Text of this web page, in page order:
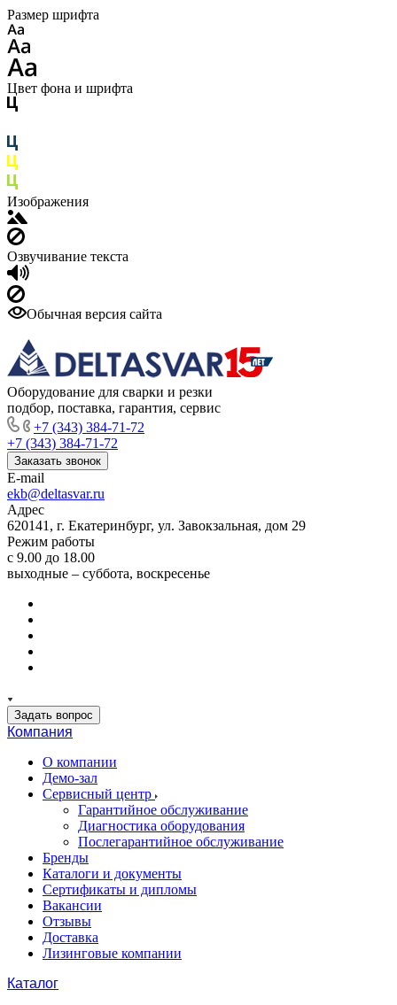
Размер шрифта
Цвет фона и шрифта
Изображения
Озвучивание текста
Обычная версия сайта
Оборудование для сварки и резки
подбор, поставка, гарантия, сервис
+7 (343) 384-71-72
+7 (343) 384-71-72
Заказать звонок
E-mail
ekb@deltasvar.ru
Адрес
620141, г. Екатеринбург, ул. Завокзальная, дом 29
Режим работы
с 9.00 до 18.00
выходные – суббота, воскресенье
Задать вопрос
Компания
О компании
Демо-зал
Сервисный центр
Гарантийное обслуживание
Диагностика оборудования
Послегарантийное обслуживание
Бренды
Каталоги и документы
Сертификаты и дипломы
Вакансии
Отзывы
Доставка
Лизинговые компании
Каталог